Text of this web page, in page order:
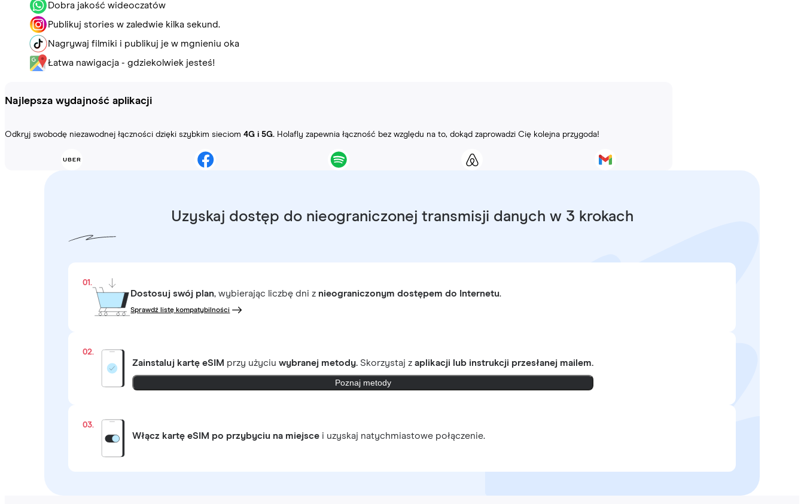
Dobra jakość wideoczatów
Publikuj stories w zaledwie kilka sekund.
Nagrywaj filmiki i publikuj je w mgnieniu oka
Łatwa nawigacja - gdziekolwiek jesteś!
Najlepsza wydajność aplikacji
Odkryj swobodę niezawodnej łączności dzięki szybkim sieciom 4G i 5G. Holafly zapewnia łączność bez względu na to, dokąd zaprowadzi Cię kolejna przygoda!
Uzyskaj dostęp do nieograniczonej transmisji danych w 3 krokach
01.
Dostosuj swój plan, wybierając liczbę dni z nieograniczonym dostępem do Internetu.
Sprawdź listę kompatybilności
02.
Zainstaluj kartę eSIM przy użyciuwybranej metody. Skorzystaj zaplikacji lub instrukcji przesłanej mailem.
Poznaj metody
03.
Włącz kartę eSIM po przybyciu na miejsce i uzyskaj natychmiastowe połączenie.